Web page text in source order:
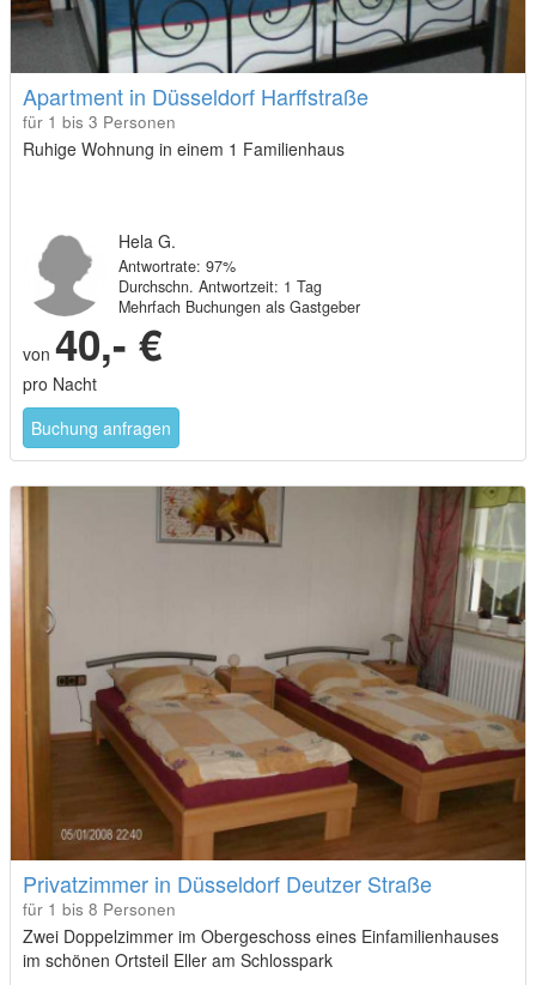
Apartment in Düsseldorf Harffstraße
für 1 bis 3 Personen
Ruhige Wohnung in einem 1 Familienhaus
Durchschn. Antwortzeit: 1 Tag
Mehrfach Buchungen als Gastgeber
von 40,- €
pro Nacht
Buchung anfragen
Privatzimmer in Düsseldorf Deutzer Straße
für 1 bis 8 Personen
Zwei Doppelzimmer im Obergeschoss eines Einfamilienhauses
im schönen Ortsteil Eller am Schlosspark
Marko B.